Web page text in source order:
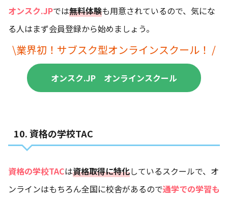
オンスク.JPでは無料体験も用意されているので、気にな
る人はまず会員登録から始めましょう。
\業界初 ！サブスク型オンラインスクール！ /
オンスク.JP オンラインスクール
10. 資格の学校TAC
資格の学校TACは資格取得に特化しているスクールで、オ
ンラインはもちろん全国に校舎があるので通学での学習も